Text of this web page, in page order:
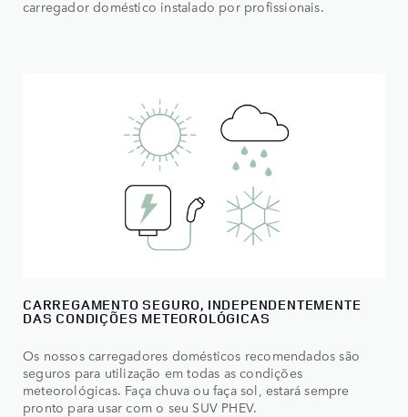
carregador doméstico instalado por profissionais.
CARREGAMENTO SEGURO, INDEPENDENTEMENTE
DAS CONDIÇÕES METEOROLÓGICAS
Os nossos carregadores domésticos recomendados são
seguros para utilização em todas as condições
meteorológicas. Faça chuva ou faça sol, estará sempre
pronto para usar com o seu SUV PHEV.